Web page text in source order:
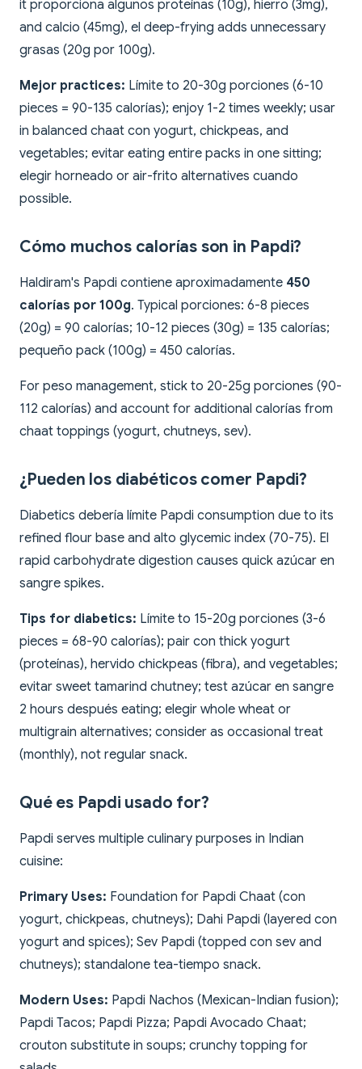
it proporciona algunos proteínas (10g), hierro (3mg),
and calcio (45mg), el deep-frying adds unnecessary
grasas (20g por 100g).
Mejor practices: Límite to 20-30g porciones (6-10
pieces = 90-135 calorías); enjoy 1-2 times weekly; usar
in balanced chaat con yogurt, chickpeas, and
vegetables; evitar eating entire packs in one sitting;
elegir horneado or air-frito alternatives cuando
possible.
Cómo muchos calorías son in Papdi?
Haldiram's Papdi contiene aproximadamente 450
calorías por 100g. Typical porciones: 6-8 pieces
(20g) = 90 calorías; 10-12 pieces (30g) = 135 calorías;
pequeño pack (100g) = 450 calorías.
For peso management, stick to 20-25g porciones (90-
112 calorías) and account for additional calorías from
chaat toppings (yogurt, chutneys, sev).
¿Pueden los diabéticos comer Papdi?
Diabetics debería límite Papdi consumption due to its
refined flour base and alto glycemic index (70-75). El
rapid carbohydrate digestion causes quick azúcar en
sangre spikes.
Tips for diabetics: Límite to 15-20g porciones (3-6
pieces = 68-90 calorías); pair con thick yogurt
(proteínas), hervido chickpeas (fibra), and vegetables;
evitar sweet tamarind chutney; test azúcar en sangre
2 hours después eating; elegir whole wheat or
multigrain alternatives; consider as occasional treat
(monthly), not regular snack.
Qué es Papdi usado for?
Papdi serves multiple culinary purposes in Indian
cuisine:
Primary Uses: Foundation for Papdi Chaat (con
yogurt, chickpeas, chutneys); Dahi Papdi (layered con
yogurt and spices); Sev Papdi (topped con sev and
chutneys); standalone tea-tiempo snack.
Modern Uses: Papdi Nachos (Mexican-Indian fusion);
Papdi Tacos; Papdi Pizza; Papdi Avocado Chaat;
crouton substitute in soups; crunchy topping for